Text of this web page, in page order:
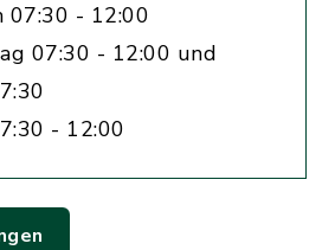
07:30 - 12:00
07:30 - 12:00 und
- 12:00